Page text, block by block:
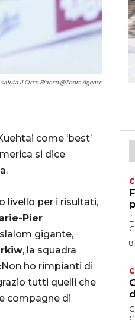
il Circo Bianco @Zoom Agence
come ‘best’
si dice
livello per i risultati,
Pier
gigante,
, la squadra
ho rimpianti di
tutti quelli che
compagne di
8